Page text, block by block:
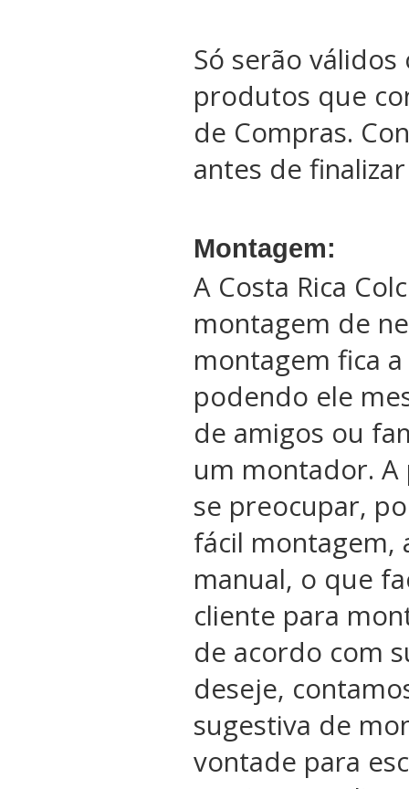
Só serão válidos
produtos que
de Compras.
antes de
Montagem:
A Costa Rica
montagem de
montagem fica
podendo ele
de amigos ou
um montador. A
se preocupar,
fácil montagem,
manual, o que
cliente para
de acordo com
deseje,
sugestiva de
vontade para